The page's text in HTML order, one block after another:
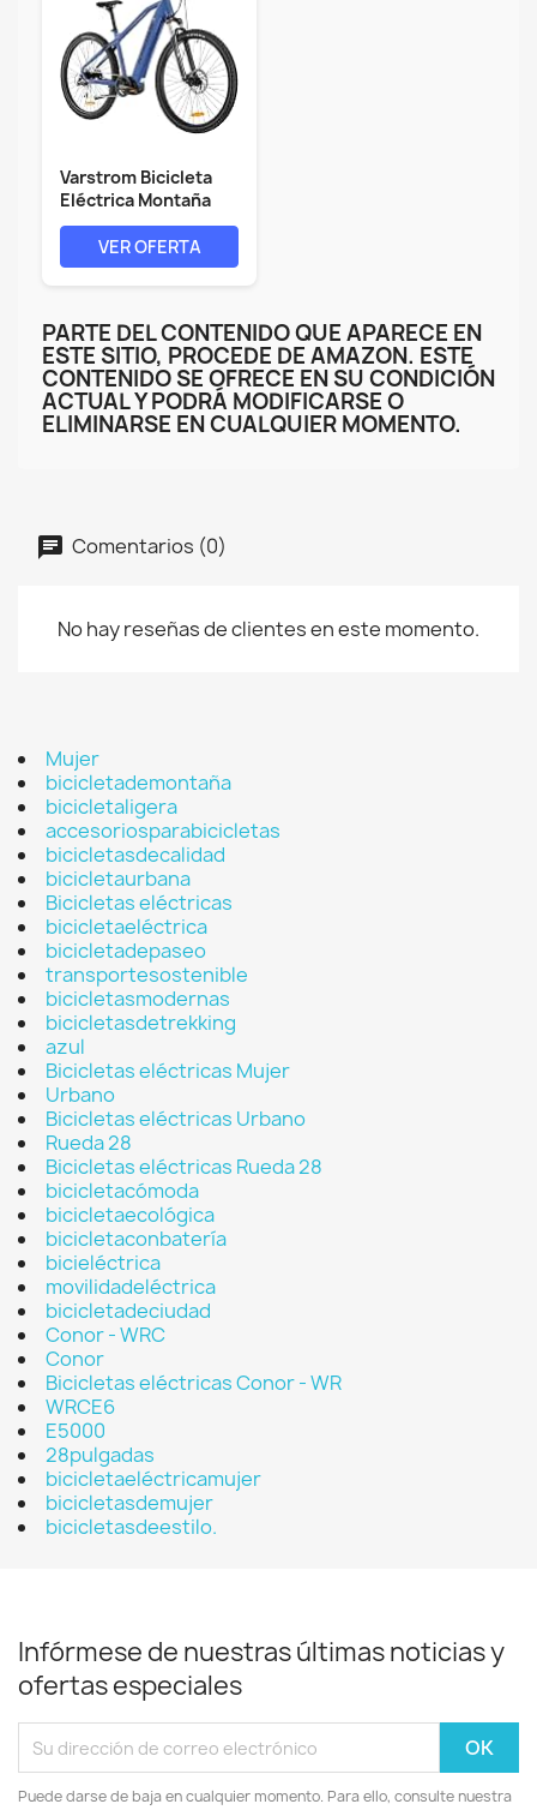
Varstrom Bicicleta
Eléctrica Montaña
Adultos -...
VER OFERTA
PARTE DEL CONTENIDO QUE APARECE EN
ESTE SITIO, PROCEDE DE AMAZON. ESTE
CONTENIDO SE OFRECE EN SU CONDICIÓN
ACTUAL Y PODRÁ MODIFICARSE O
ELIMINARSE EN CUALQUIER MOMENTO.
Comentarios (0)
No hay reseñas de clientes en este momento.
Mujer
bicicletademontaña
bicicletaligera
accesoriosparabicicletas
bicicletasdecalidad
bicicletaurbana
Bicicletas eléctricas
bicicletaeléctrica
bicicletadepaseo
transportesostenible
bicicletasmodernas
bicicletasdetrekking
azul
Bicicletas eléctricas Mujer
Urbano
Bicicletas eléctricas Urbano
Rueda 28
Bicicletas eléctricas Rueda 28
bicicletacómoda
bicicletaecológica
bicicletaconbatería
bicieléctrica
movilidadeléctrica
bicicletadeciudad
Conor - WRC
Conor
Bicicletas eléctricas Conor - WR
WRCE6
E5000
28pulgadas
bicicletaeléctricamujer
bicicletasdemujer
bicicletasdeestilo.
Infórmese de nuestras últimas noticias y
ofertas especiales
Puede darse de baja en cualquier momento. Para ello, consulte nuestra